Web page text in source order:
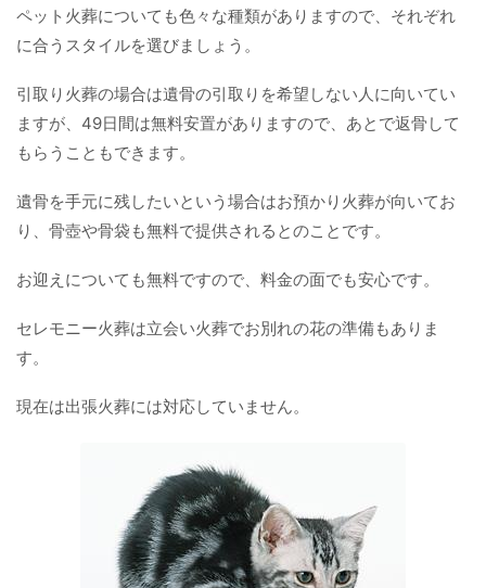
ペット火葬についても色々な種類がありますので、それぞれ
に合うスタイルを選びましょう。
引取り火葬の場合は遺骨の引取りを希望しない人に向いてい
ますが、49日間は無料安置がありますので、あとで返骨して
もらうこともできます。
遺骨を手元に残したいという場合はお預かり火葬が向いてお
り、骨壺や骨袋も無料で提供されるとのことです。
お迎えについても無料ですので、料金の面でも安心です。
セレモニー火葬は立会い火葬でお別れの花の準備もありま
す。
現在は出張火葬には対応していません。